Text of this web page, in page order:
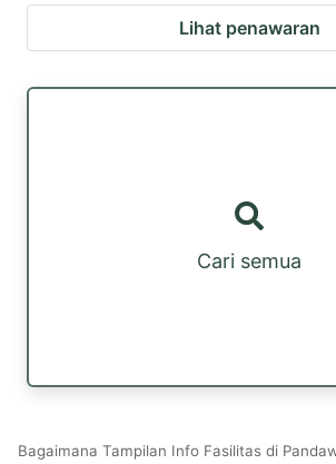
Lihat penawaran
Cari semua
Bagaimana Tampilan Info Fasilitas di